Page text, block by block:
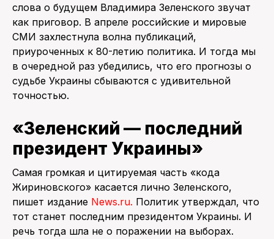
слова о будущем Владимира Зеленского звучат
как приговор. В апреле российские и мировые
СМИ захлестнула волна публикаций,
приуроченных к 80-летию политика. И тогда мы
в очередной раз убедились, что его прогнозы о
судьбе Украины сбываются с удивительной
точностью.
«Зеленский — последний
президент Украины»
Самая громкая и цитируемая часть «кода
Жириновского» касается лично Зеленского,
пишет издание News.ru. Политик утверждал, что
тот станет последним президентом Украины. И
речь тогда шла не о поражении на выборах.